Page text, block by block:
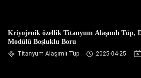
Kriyojenik özellik Titanyum Alaşımlı Tüp,
Modülü Boşluklu Boru
Titanyum Alaşımlı Tüp 2025-04-25